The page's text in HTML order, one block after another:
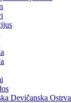
Devičanska Ostrva